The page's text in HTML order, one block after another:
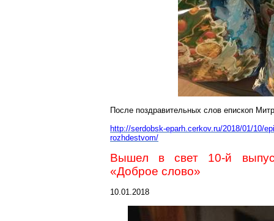
После поздравительных слов епископ
http://serdobsk-eparh.cerkov.ru/2018/01/10/
rozhdestvom/
Вышел в свет 10-й
«Доброе слово»
10.01.2018